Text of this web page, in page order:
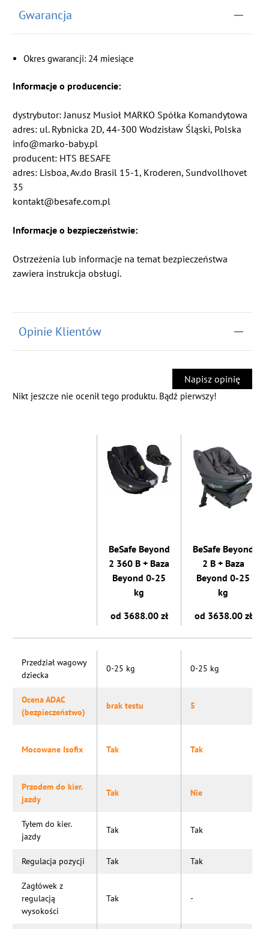
Gwarancja
Okres gwarancji: 24 miesiące
Informacje o producencie:
dystrybutor: Janusz Musioł MARKO Spółka Komandytowa
adres: ul. Rybnicka 2D, 44-300 Wodzisław Śląski, Polska
info@marko-baby.pl
producent: HTS BESAFE
adres: Lisboa, Av.do Brasil 15-1, Kroderen, Sundvollhovet
35
kontakt@besafe.com.pl
Informacje o bezpieczeństwie:
Ostrzeżenia lub informacje na temat bezpieczeństwa
zawiera instrukcja obsługi.
Opinie Klientów
Napisz opinię
Nikt jeszcze nie ocenił tego produktu. Bądź pierwszy!
BeSafe Beyond
2 360 B + Baza
Beyond 0-25
kg
BeSafe Beyond
2 B + Baza
Beyond 0-25
kg
od 3688.00 zł
od 3638.00 zł
Przedział wagowy
dziecka
0-25 kg 0-25 kg
Ocena ADAC
(bezpieczeństwo)
brak testu 5
Mocowane Isofix Tak Tak
Przodem do kier.
jazdy
Tak Nie
Tyłem do kier.
jazdy
Tak Tak
Regulacja pozycji Tak Tak
Zagłówek z
regulacją
wysokości
Tak -